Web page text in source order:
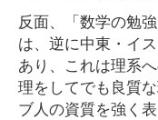
反面、「数学の勉
は、逆に中東・イ
あり、これは理系
理をしてでも良質
ブ人の資質を強く